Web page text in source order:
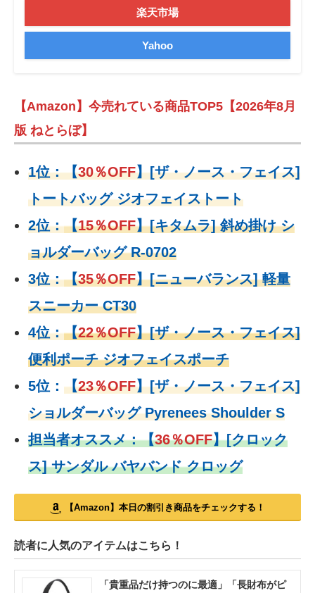
楽天市場
Yahoo
【Amazon】今売れている商品TOP5【2026年8月
版 ねとらぼ】
1位：【30％OFF】[ザ・ノース・フェイス]
トートバッグ ジオフェイストート
2位：【15％OFF】[キタムラ] 斜め掛け シ
ョルダーバッグ R-0702
3位：【35％OFF】[ニューバランス] 軽量
スニーカー CT30
4位：【22％OFF】[ザ・ノース・フェイス]
便利ポーチ ジオフェイスポーチ
5位： 【23％OFF】[ザ・ノース・フェイス]
ショルダーバッグ Pyrenees Shoulder S
担当者オススメ：【36％OFF】[クロック
ス] サンダル バヤバンド クロッグ
【Amazon】本日の割引き商品をチェックする！
読者に人気のアイテムはこちら！
「貴重品だけ持つのに最適」「長財布がピ